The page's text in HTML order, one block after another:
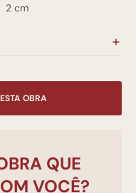
2 cm
OBRA
QUE
VOCÊ?